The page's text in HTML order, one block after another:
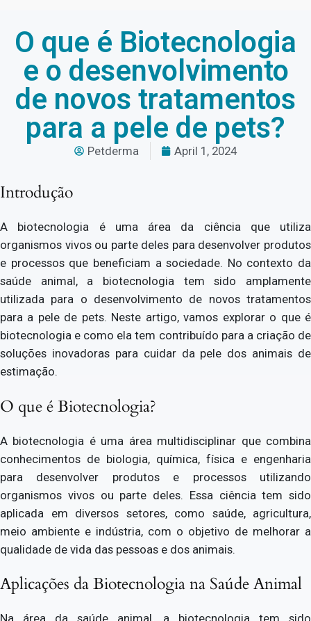
O que é Biotecnologia
e o desenvolvimento
de novos tratamentos
para a pele de pets?
Petderma April 1, 2024
Introdução
A biotecnologia é uma área da ciência que utiliza
organismos vivos ou parte deles para desenvolver produtos
e processos que beneficiam a sociedade. No contexto da
saúde animal, a biotecnologia tem sido amplamente
utilizada para o desenvolvimento de novos tratamentos
para a pele de pets. Neste artigo, vamos explorar o que é
biotecnologia e como ela tem contribuído para a criação de
soluções inovadoras para cuidar da pele dos animais de
estimação.
O que é Biotecnologia?
A biotecnologia é uma área multidisciplinar que combina
conhecimentos de biologia, química, física e engenharia
para desenvolver produtos e processos utilizando
organismos vivos ou parte deles. Essa ciência tem sido
aplicada em diversos setores, como saúde, agricultura,
meio ambiente e indústria, com o objetivo de melhorar a
qualidade de vida das pessoas e dos animais.
Aplicações da Biotecnologia na Saúde Animal